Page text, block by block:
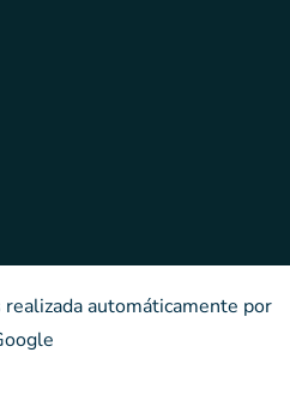
automáticamente por